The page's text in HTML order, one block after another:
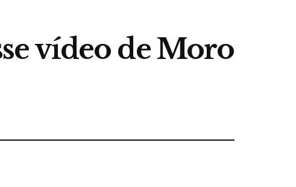
vídeo de Moro